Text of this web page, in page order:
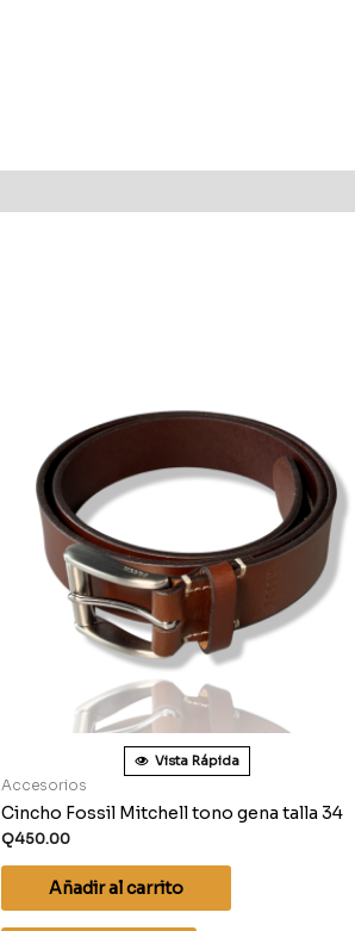
Vista Rápida
Accesorios
Cincho Fossil Mitchell tono gena talla 34
Q450.00
Añadir al carrito